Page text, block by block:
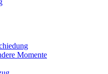
Momente